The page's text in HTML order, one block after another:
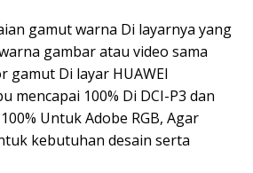
gamut warna Di layarnya yang
gambar atau video sama
gamut Di layar HUAWEI
mencapai 100% Di DCI-P3 dan
Untuk Adobe RGB, Agar
kebutuhan desain serta